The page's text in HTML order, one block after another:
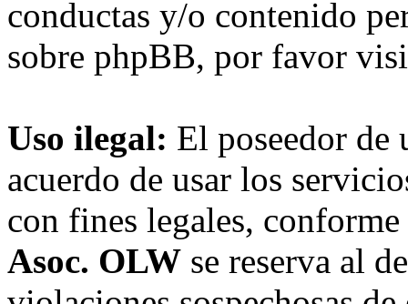
conductas y/o contenido
sobre phpBB, por favor
Uso ilegal: El poseedor de
acuerdo de usar los
con fines legales,
Asoc. OLW se reserva al